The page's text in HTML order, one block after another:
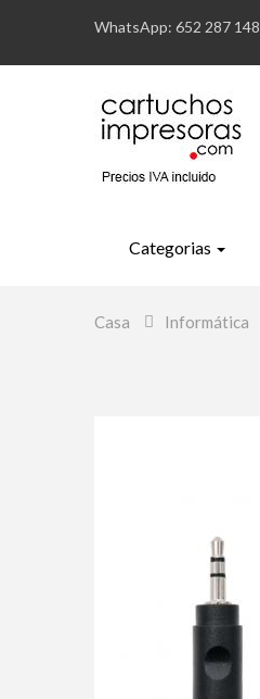
WhatsApp: 652 287 148
Categorias
Casa > Informática